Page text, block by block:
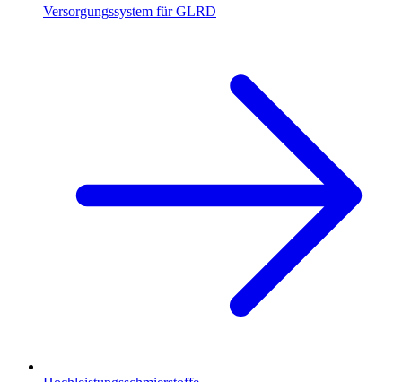
Versorgungssystem für GLRD